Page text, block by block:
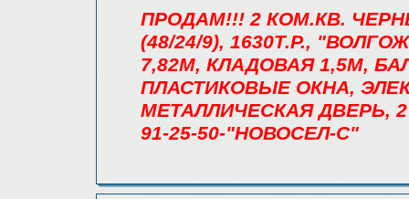
ПРОДАМ!!! 2 КОМ.КВ.
(48/24/9), 1630Т.Р.,
7,82М, КЛАДОВАЯ 1,5М,
ПЛАСТИКОВЫЕ ОКНА,
МЕТАЛЛИЧЕСКАЯ ДВЕРЬ,
91-25-50-"НОВОСЕЛ-С"